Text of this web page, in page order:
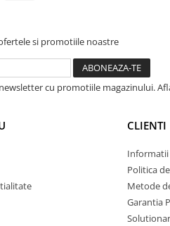
si promotiile noastre
cu promotiile magazinului.
CLIENTI
Politica
Metode
Garantia